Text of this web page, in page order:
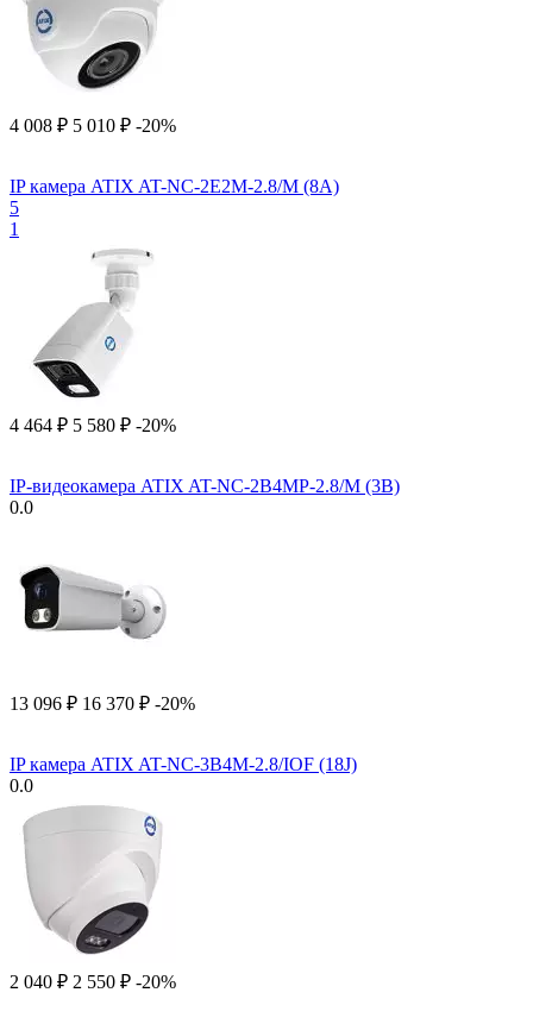
4 008 ₽ 5 010 ₽ -20%
IP камера ATIX AT-NC-2E2M-2.8/M (8A)
5
1
4 464 ₽ 5 580 ₽ -20%
IP-видеокамера ATIX AT-NC-2B4MP-2.8/M (3B)
0.0
13 096 ₽ 16 370 ₽ -20%
IP камера ATIX AT-NC-3B4M-2.8/IOF (18J)
0.0
2 040 ₽ 2 550 ₽ -20%